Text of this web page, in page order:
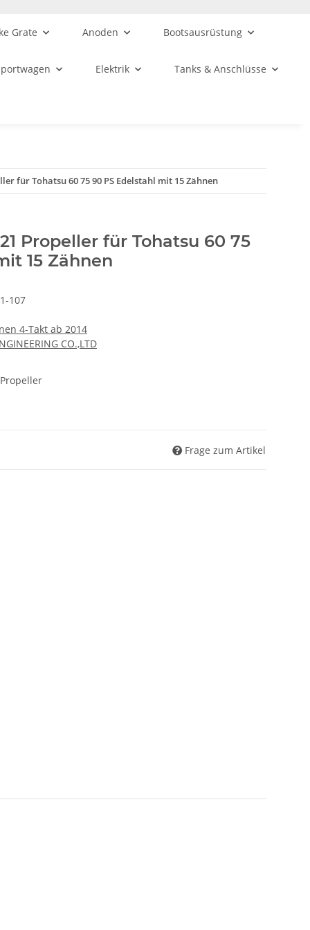
Grate Anoden Bootsausrüstung
Elektrik Tanks & Anschlüsse
für Tohatsu 60 75 90 PS Edelstahl mit 15 Zähnen
Propeller für Tohatsu 60 75
15 Zähnen
107
4-Takt ab 2014
CO.,LTD
Frage zum Artikel